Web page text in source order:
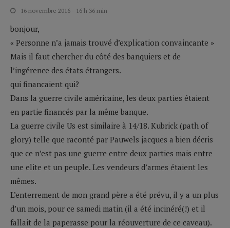
16 novembre 2016 - 16 h 36 min
bonjour,
« Personne n’a jamais trouvé d’explication convaincante »
Mais il faut chercher du côté des banquiers et de
l’ingérence des états étrangers.
qui financaient qui?
Dans la guerre civile américaine, les deux parties étaient
en partie financés par la même banque.
La guerre civile Us est similaire à 14/18. Kubrick (path of
glory) telle que raconté par Pauwels jacques a bien décris
que ce n’est pas une guerre entre deux parties mais entre
une elite et un peuple. Les vendeurs d’armes étaient les
mêmes.
L’enterrement de mon grand père a été prévu, il y a un plus
d’un mois, pour ce samedi matin (il a été incinéré(!) et il
fallait de la paperasse pour la réouverture de ce caveau).